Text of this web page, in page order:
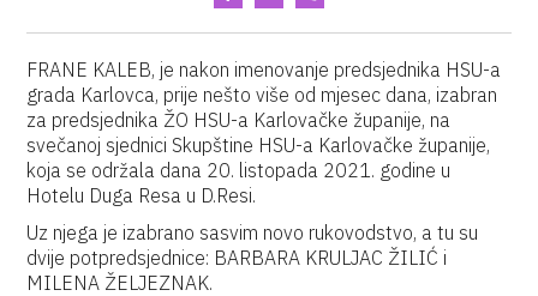
FRANE KALEB, je nakon imenovanje predsjednika HSU-a
grada Karlovca, prije nešto više od mjesec dana, izabran
za predsjednika ŽO HSU-a Karlovačke županije, na
svečanoj sjednici Skupštine HSU-a Karlovačke županije,
koja se održala dana 20. listopada 2021. godine u
Hotelu Duga Resa u D.Resi.
Uz njega je izabrano sasvim novo rukovodstvo, a tu su
dvije potpredsjednice: BARBARA KRULJAC ŽILIĆ i
MILENA ŽELJEZNAK.